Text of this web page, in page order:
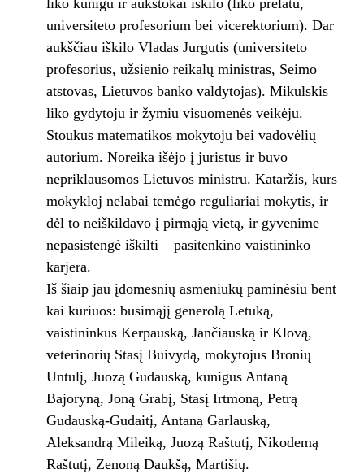
liko kunigu ir aukštokai iškilo (liko prelatu,
universiteto profesorium bei vicerektorium). Dar
aukščiau iškilo Vladas Jurgutis (universiteto
profesorius, užsienio reikalų ministras, Seimo
atstovas, Lietuvos banko valdytojas). Mikulskis
liko gydytoju ir žymiu visuomenės veikėju.
Stoukus matema­tikos mokytoju bei vadovėlių
autorium. Norei­ka išėjo į juristus ir buvo
nepriklausomos Lie­tuvos ministru. Kataržis, kurs
mokykloj nela­bai temėgo reguliariai mokytis, ir
dėl to neiškildavo į pirmąją vietą, ir gyvenime
nepasi­stengė iškilti – pasitenkino vaistininko
karjera.
Iš šiaip jau įdomesnių asmeniukų paminė­siu bent
kai kuriuos: busimąjį generolą Letuką,
vaistininkus Kerpauską, Jančiauską ir Klovą,
veterinorių Stasį Buivydą, mokytojus Bronių
Untulį, Juozą Gudauską, kunigus An­taną
Bajoryną, Joną Grabį, Stasį Irtmoną, Petrą
Gudauską-Gudaitį, Antaną Garlauską,
Aleksandrą Mileiką, Juozą Raštutį, Nikodemą
Raštutį, Zenoną Daukšą, Martišių.